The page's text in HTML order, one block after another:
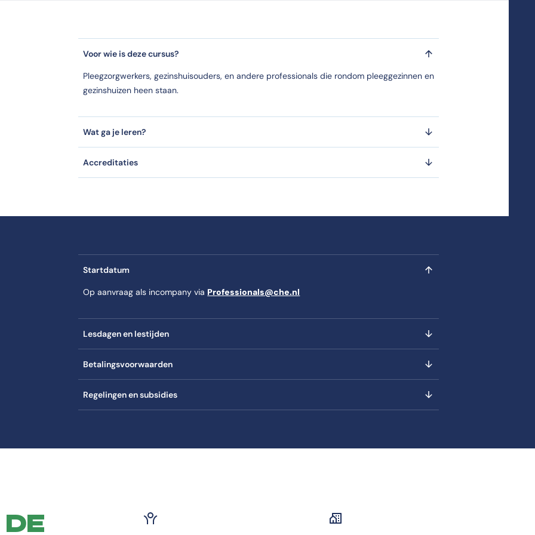
en gezinshuiszorg | serious game! valt onder Social Work.
en culturele diversiteit in pleeg- en gezinshuiszorg | serious game!?
en gezinshuiszorg | serious game! heeft de erkenning Cedeo.
en gezinshuiszorg | serious game! wordt aangeboden aan de CHE | Studeren doe je in Ede.
Voor wie is deze cursus?
Pleegzorgwerkers, gezinshuisouders, en andere professionals die rondom pleeggezinnen en
gezinshuizen heen staan.
Wat ga je leren?
Accreditaties
Startdatum
Op aanvraag als incompany via Professionals@che.nl
Lesdagen en lestijden
Betalingsvoorwaarden
Regelingen en subsidies